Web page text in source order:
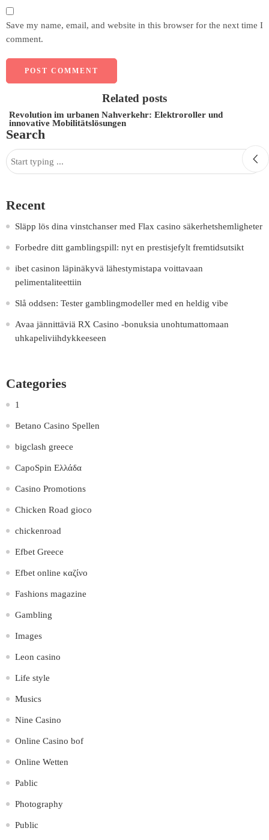
Save my name, email, and website in this browser for the next time I
comment.
Related posts
Revolution im urbanen Nahverkehr: Elektroroller und
innovative Mobilitätslösungen
Search
Recent
Släpp lös dina vinstchanser med Flax casino säkerhetshemligheter
Forbedre ditt gamblingspill: nyt en prestisjefylt fremtidsutsikt
ibet casinon läpinäkyvä lähestymistapa voittavaan
pelimentaliteettiin
Slå oddsen: Tester gamblingmodeller med en heldig vibe
Avaa jännittäviä RX Casino -bonuksia unohtumattomaan
uhkapeliviihdykkeeseen
Categories
1
Betano Casino Spellen
bigclash greece
CapoSpin Ελλάδα
Casino Promotions
Chicken Road gioco
chickenroad
Efbet Greece
Efbet online καζίνο
Fashions magazine
Gambling
Images
Leon casino
Life style
Musics
Nine Casino
Online Casino bof
Online Wetten
Pablic
Photography
Public